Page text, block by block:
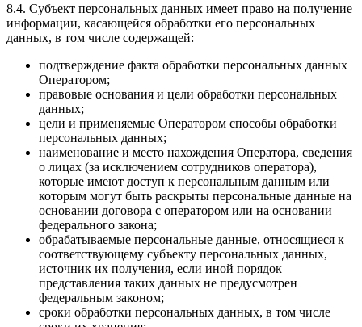
8.4. Субъект персональных данных имеет право на получение
информации, касающейся обработки его персональных
данных, в том числе содержащей:
подтверждение факта обработки персональных данных
Оператором;
правовые основания и цели обработки персональных
данных;
цели и применяемые Оператором способы обработки
персональных данных;
наименование и место нахождения Оператора, сведения
о лицах (за исключением сотрудников оператора),
которые имеют доступ к персональным данным или
которым могут быть раскрыты персональные данные на
основании договора с оператором или на основании
федерального закона;
обрабатываемые персональные данные, относящиеся к
соответствующему субъекту персональных данных,
источник их получения, если иной порядок
представления таких данных не предусмотрен
федеральным законом;
сроки обработки персональных данных, в том числе